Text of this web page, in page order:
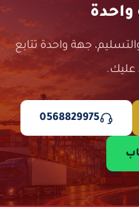
جهة واحدة تتابع
عليك.
0568829975